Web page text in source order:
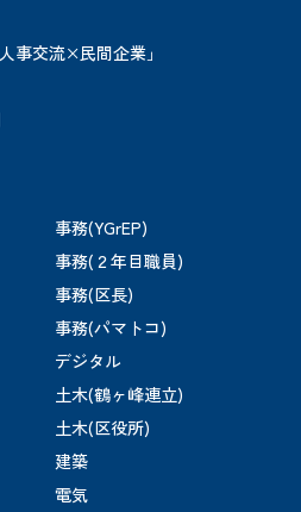
事交流×民間企業」
事務(YGrEP)
事務(２年目職員)
事務(区長)
事務(パマトコ)
デジタル
土木(鶴ヶ峰連立)
土木(区役所)
建築
電気